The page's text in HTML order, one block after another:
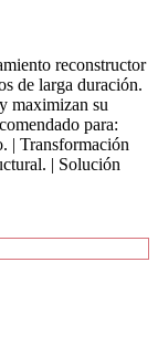
reconstructor
de larga duración.
maximizan su
para:
| Transformación
| Solución